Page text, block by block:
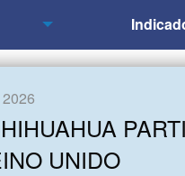
UNIDO